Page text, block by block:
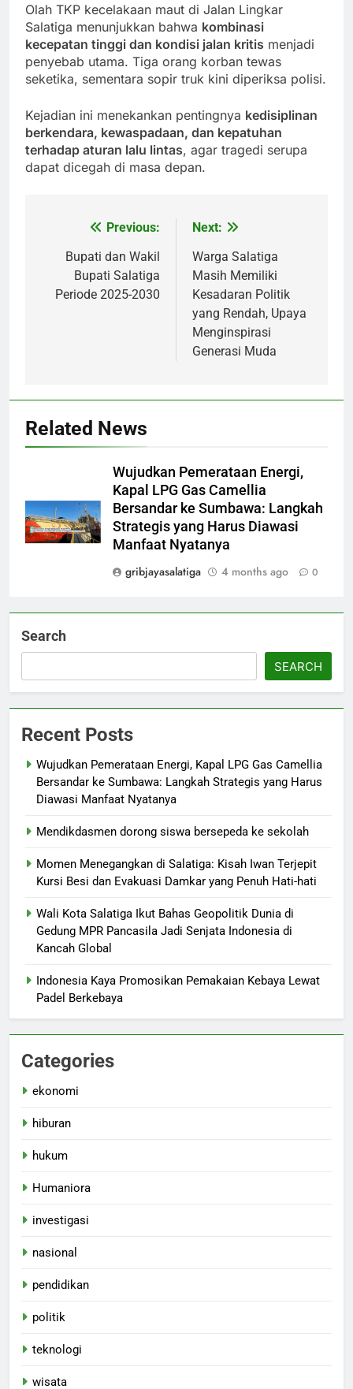
Olah TKP kecelakaan maut di Jalan Lingkar
Salatiga menunjukkan bahwa kombinasi
kecepatan tinggi dan kondisi jalan kritis menjadi
penyebab utama. Tiga orang korban tewas
seketika, sementara sopir truk kini diperiksa polisi.
Kejadian ini menekankan pentingnya kedisiplinan
berkendara, kewaspadaan, dan kepatuhan
terhadap aturan lalu lintas, agar tragedi serupa
dapat dicegah di masa depan.
navigation
Previous:
Bupati dan Wakil
Bupati Salatiga
Periode 2025-2030
Next:
Warga Salatiga
Masih Memiliki
Kesadaran Politik
yang Rendah, Upaya
Menginspirasi
Generasi Muda
Related News
Wujudkan Pemerataan Energi,
Kapal LPG Gas Camellia
Bersandar ke Sumbawa: Langkah
Strategis yang Harus Diawasi
Manfaat Nyatanya
gribjayasalatiga
4 months ago 0
Search
SEARCH
Recent Posts
Wujudkan Pemerataan Energi, Kapal LPG Gas Camellia
Bersandar ke Sumbawa: Langkah Strategis yang Harus
Diawasi Manfaat Nyatanya
Mendikdasmen dorong siswa bersepeda ke sekolah
Momen Menegangkan di Salatiga: Kisah Iwan Terjepit
Kursi Besi dan Evakuasi Damkar yang Penuh Hati-hati
Wali Kota Salatiga Ikut Bahas Geopolitik Dunia di
Gedung MPR Pancasila Jadi Senjata Indonesia di
Kancah Global
Indonesia Kaya Promosikan Pemakaian Kebaya Lewat
Padel Berkebaya
Categories
ekonomi
hiburan
hukum
Humaniora
investigasi
nasional
pendidikan
politik
teknologi
wisata